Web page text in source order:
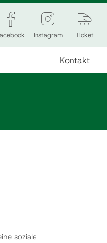
Instagram Ticket
Kontakt
soziale